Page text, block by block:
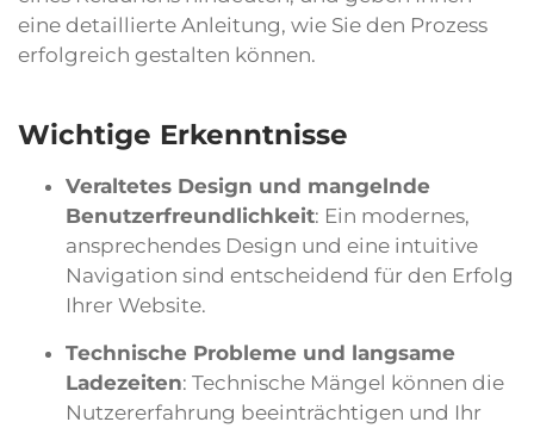
eine detaillierte Anleitung, wie Sie den Prozess
erfolgreich gestalten können.
Wichtige Erkenntnisse
Veraltetes Design und mangelnde
Benutzerfreundlichkeit: Ein modernes,
ansprechendes Design und eine intuitive
Navigation sind entscheidend für den Erfolg
Ihrer Website.
Technische Probleme und langsame
Ladezeiten: Technische Mängel können die
Nutzererfahrung beeinträchtigen und Ihr